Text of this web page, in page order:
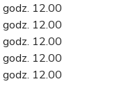
12.00
12.00
12.00
12.00
12.00